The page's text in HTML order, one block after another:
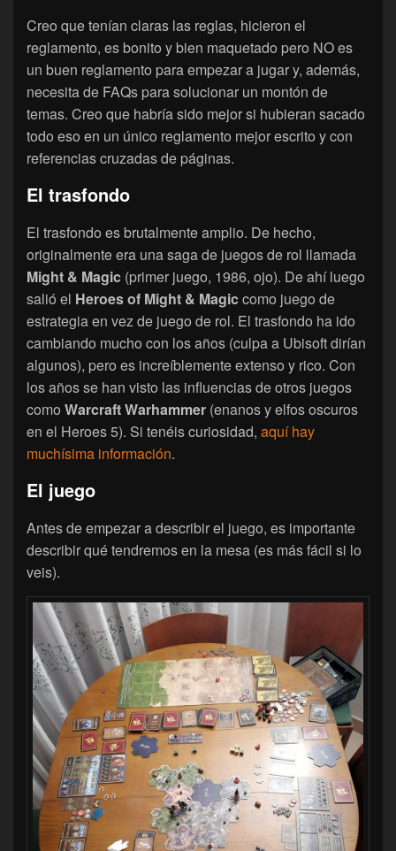
Creo que tenían claras las reglas, hicieron el
reglamento, es bonito y bien maquetado pero NO es
un buen reglamento para empezar a jugar y, además,
necesita de FAQs para solucionar un montón de
temas. Creo que habría sido mejor si hubieran sacado
todo eso en un único reglamento mejor escrito y con
referencias cruzadas de páginas.
El trasfondo
El trasfondo es brutalmente amplio. De hecho,
originalmente era una saga de juegos de rol llamada
Might & Magic (primer juego, 1986, ojo). De ahí luego
salió el Heroes of Might & Magiccomo juego de
estrategia en vez de juego de rol. El trasfondo ha ido
cambiando mucho con los años (culpa a Ubisoft dirían
algunos), pero es increíblemente extenso y rico. Con
los años se han visto las influencias de otros juegos
como Warcraft Warhammer (enanos y elfos oscuros
en el Heroes 5). Si tenéis curiosidad, aquí hay
muchísima información.
El juego
Antes de empezar a describir el juego, es importante
describir qué tendremos en la mesa (es más fácil si lo
veis).